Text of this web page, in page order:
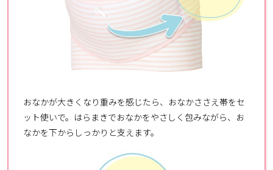
おなかが大きくなり重みを感じたら、おなかささえ帯をセ
ット使いで。はらまきでおなかをやさしく包みながら、お
なかを下からしっかりと支えます。